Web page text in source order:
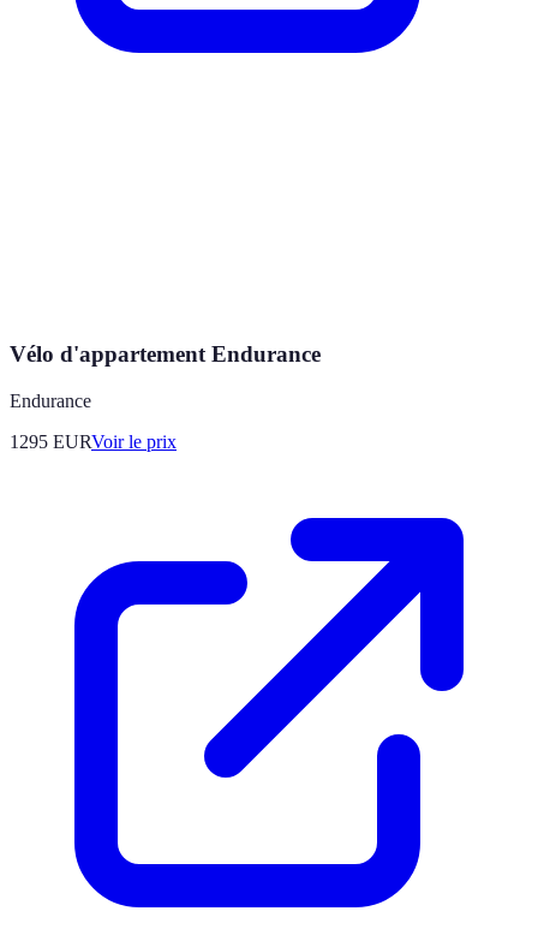
Vélo d'appartement Endurance
Endurance
1295 EURVoir le prix